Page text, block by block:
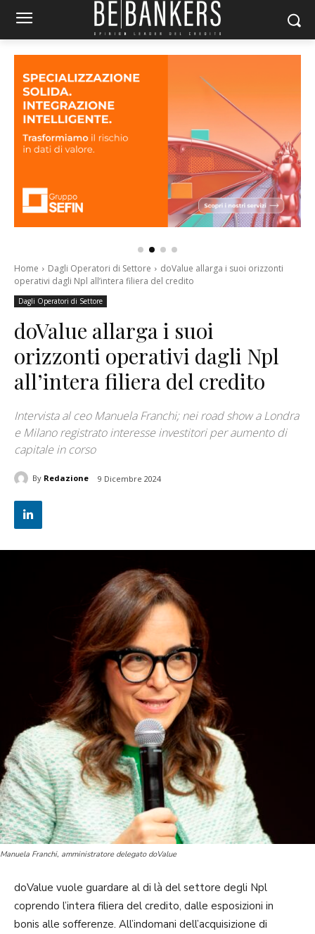
Home Dagli Operatori di Settore
doValue allarga i suoi orizzonti
operativi dagli Npl all’intera filiera del credito
Dagli Operatori di Settore
doValue allarga i suoi
orizzonti operativi dagli Npl
all’intera filiera del credito
Intervista al ceo Manuela Franchi; nei road show a Londra
e Milano registrato interesse investitori per aumento di
capitale in corso
By Redazione 9 Dicembre 2024
Manuela Franchi, amministratore delegato doValue
doValue vuole guardare al di là del settore degli Npl
coprendo l’intera filiera del credito, dalle esposizioni in
bonis alle sofferenze. All’indomani dell’acquisizione di